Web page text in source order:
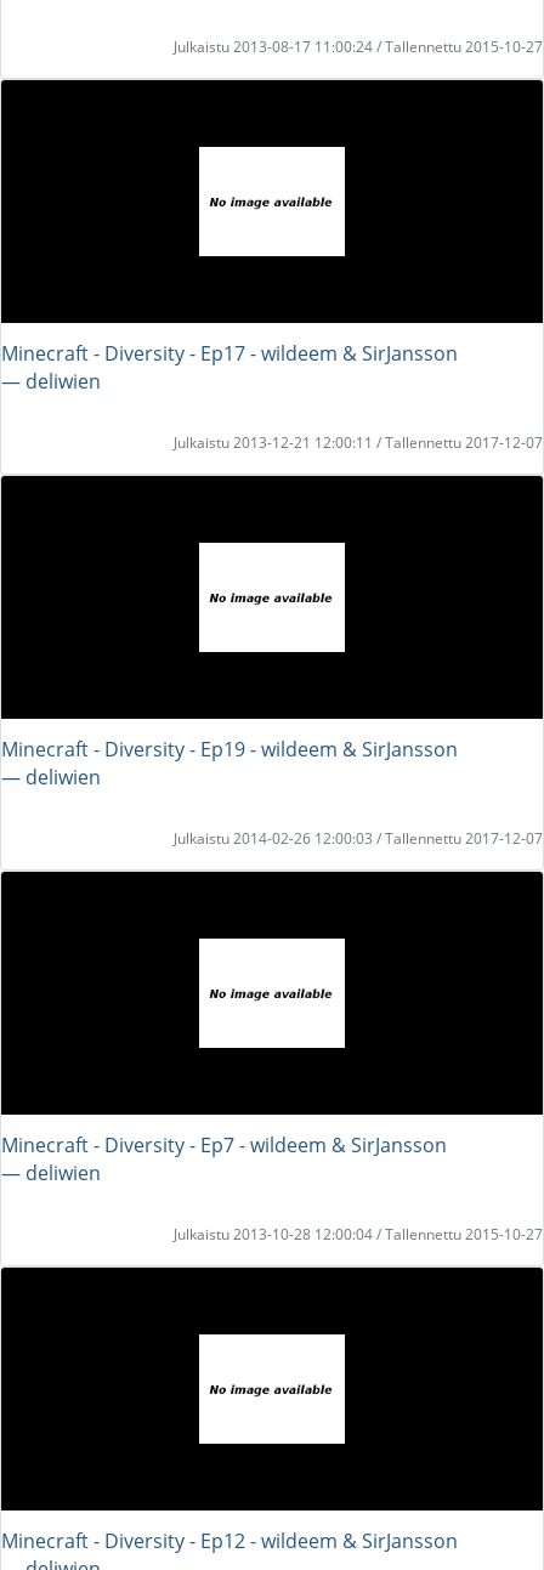
Julkaistu 2013-08-17 11:00:24 / Tallennettu 2015-10-27
Minecraft - Diversity - Ep17 - wildeem & SirJansson
― deliwien
Julkaistu 2013-12-21 12:00:11 / Tallennettu 2017-12-07
Minecraft - Diversity - Ep19 - wildeem & SirJansson
― deliwien
Julkaistu 2014-02-26 12:00:03 / Tallennettu 2017-12-07
Minecraft - Diversity - Ep7 - wildeem & SirJansson
― deliwien
Julkaistu 2013-10-28 12:00:04 / Tallennettu 2015-10-27
Minecraft - Diversity - Ep12 - wildeem & SirJansson